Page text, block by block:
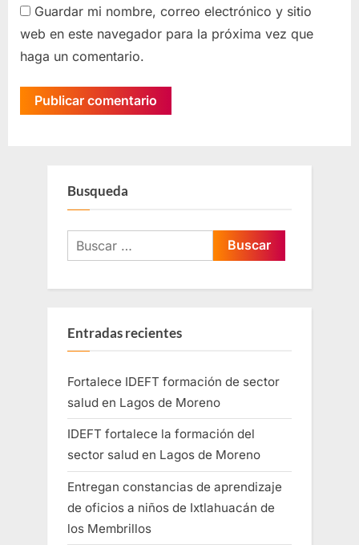
Guardar mi nombre, correo electrónico y sitio
web en este navegador para la próxima vez que
haga un comentario.
Busqueda
Entradas recientes
Fortalece IDEFT formación de sector
salud en Lagos de Moreno
IDEFT fortalece la formación del
sector salud en Lagos de Moreno
Entregan constancias de aprendizaje
de oficios a niños de Ixtlahuacán de
los Membrillos